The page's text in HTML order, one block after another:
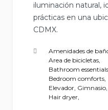
iluminación natural,
prácticas en una
CDMX.
Amenidades de
Area de bicicletas,
Bathroom essentials
Bedroom comforts,
Elevador, Gimnasio,
Hair dryer,